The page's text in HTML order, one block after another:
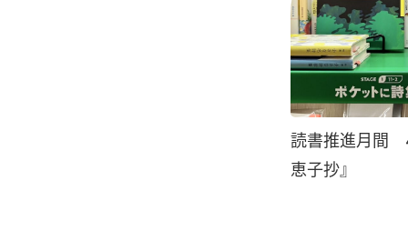
読書推進月間
恵子抄』